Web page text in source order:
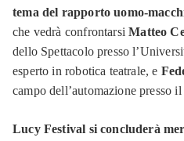
tema del rapporto uomo-
che vedrà confrontarsiMatteo
dello Spettacolo presso
esperto in robotica teatrale, e
campo dell’automazione presso
Lucy Festival si concluderà